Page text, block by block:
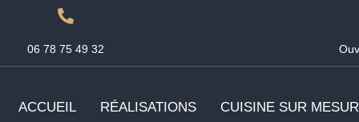
06 78 75 49 32
ACCUEIL RÉALISATIONS CUISINE SUR